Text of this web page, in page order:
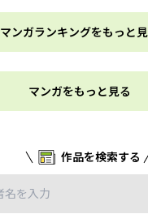
マンガランキングをもっと
マンガをもっと見る
作品を検索する